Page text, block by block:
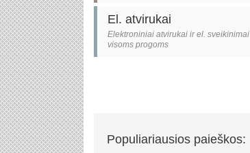
El. atvirukai
Elektroniniai atvirukai ir el. sveikinimai
visoms progoms
Populiariausios paieškos: